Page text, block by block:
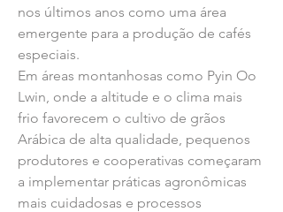
nos últimos anos como uma área
emergente para a produção de cafés
especiais.
Em áreas montanhosas como Pyin Oo
Lwin, onde a altitude e o clima mais
frio favorecem o cultivo de grãos
Arábica de alta qualidade, pequenos
produtores e cooperativas começaram
a implementar práticas agronômicas
mais cuidadosas e processos